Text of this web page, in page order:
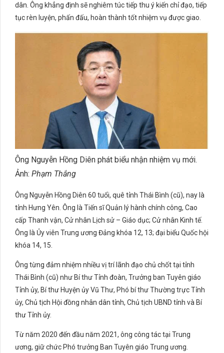
dân. Ông khẳng định sẽ nghiêm túc tiếp thu ý kiến chỉ đạo, tiếp
tục rèn luyện, phấn đấu, hoàn thành tốt nhiệm vụ được giao.
Ông Nguyễn Hồng Diên phát biểu nhận nhiệm vụ mới.
Ảnh: Phạm Thắng
Ông Nguyễn Hồng Diên 60 tuổi, quê tỉnh Thái Bình (cũ), nay là
tỉnh Hưng Yên. Ông là Tiến sĩ Quản lý hành chính công, Cao
cấp Thanh vận, Cử nhân Lịch sử – Giáo dục; Cử nhân Kinh tế.
Ông là Ủy viên Trung ương Đảng khóa 12, 13; đại biểu Quốc hội
khóa 14, 15.
Ông từng đảm nhiệm nhiều vị trí lãnh đạo chủ chốt tại tỉnh
Thái Bình (cũ) như Bí thư Tỉnh đoàn, Trưởng ban Tuyên giáo
Tỉnh ủy, Bí thư Huyện ủy Vũ Thư, Phó bí thư Thường trực Tỉnh
ủy, Chủ tịch Hội đồng nhân dân tỉnh, Chủ tịch UBND tỉnh và Bí
thư Tỉnh ủy.
Từ năm 2020 đến đầu năm 2021, ông công tác tại Trung
ương, giữ chức Phó trưởng Ban Tuyên giáo Trung ương.